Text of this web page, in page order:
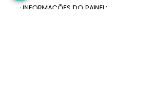
· INFORMAÇÕES DO PAINEL: